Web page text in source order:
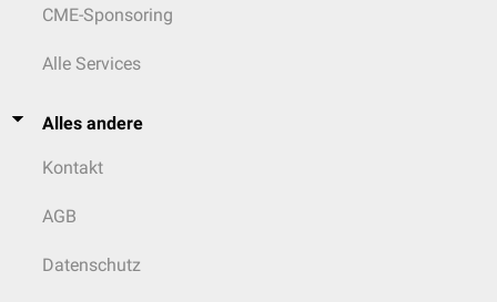
CME-Sponsoring
Alle Services
Alles andere
Kontakt
AGB
Datenschutz